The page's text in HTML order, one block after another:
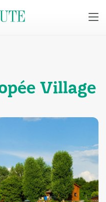
Village